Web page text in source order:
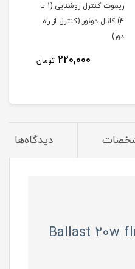
ریموت کنترل روشنایی (1 تا
4) کانال دونور (کنترل از راه
دور)
220,000 تومان
دیدگاه‌ها
Ballast 20w